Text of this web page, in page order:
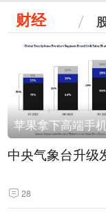
财经
中央气象台升级
28